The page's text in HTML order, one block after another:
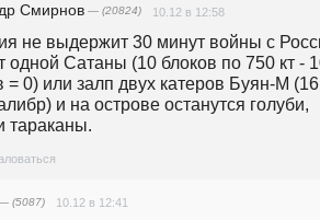
Смирнов — (20824) 10.12 в 12:58
не выдержит 30 минут войны с
одной Сатаны (10 блоков по 750 кт -
= 0) или залп двух катеров Буян-М (16
и на острове останутся голуби,
тараканы.
(5087) 10.12 в 12:41